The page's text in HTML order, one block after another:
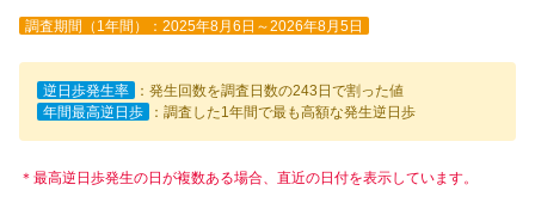
調査期間（1年間）：2025年8月6日～2026年8月5日
逆日歩発生率
：発生回数を調査日数の243日で割った値
年間最高逆日歩
：調査した1年間で最も高額な発生逆日歩
＊最高逆日歩発生の日が複数ある場合、直近の日付を表示しています。